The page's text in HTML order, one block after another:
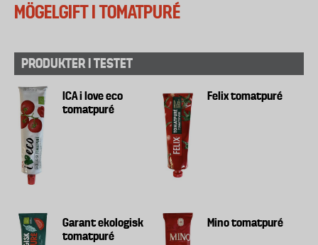
MÖGELGIFT I TOMATPURÉ
PRODUKTER I TESTET
ICA i love eco
tomatpuré
Felix tomatpuré
Garant ekologisk
tomatpuré
Mino tomatpuré